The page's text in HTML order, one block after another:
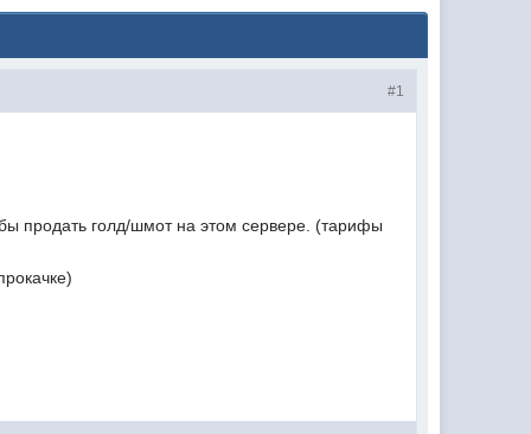
#1
продать голд/шмот на этом сервере. (тарифы